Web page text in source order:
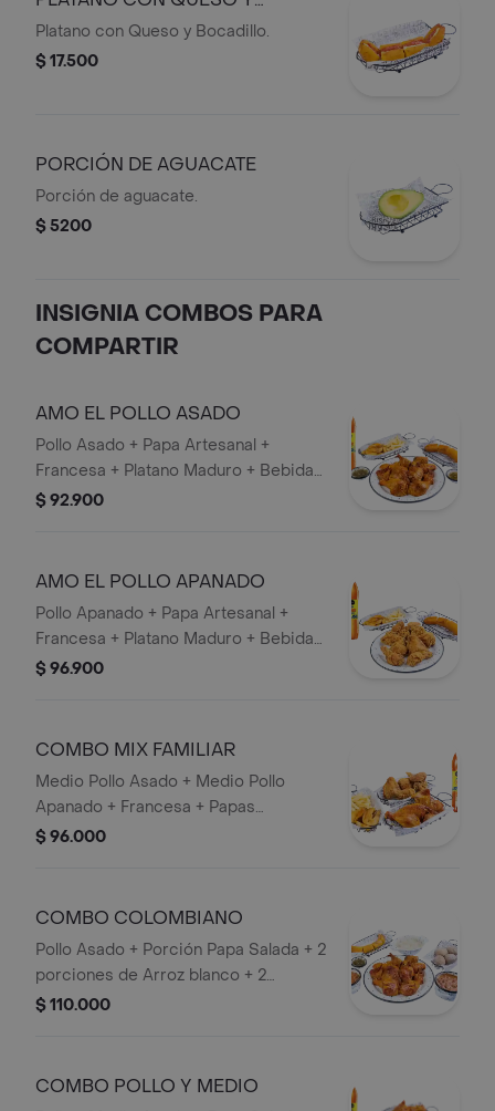
BOCADILLO
Platano con Queso y Bocadillo.
$ 17.500
PORCIÓN DE AGUACATE
Porción de aguacate.
$ 5200
INSIGNIA COMBOS PARA
COMPARTIR
AMO EL POLLO ASADO
Pollo Asado + Papa Artesanal +
Francesa + Platano Maduro + Bebida
1,5 lts.
$ 92.900
AMO EL POLLO APANADO
Pollo Apanado + Papa Artesanal +
Francesa + Platano Maduro + Bebida
1,5 lts.
$ 96.900
COMBO MIX FAMILIAR
Medio Pollo Asado + Medio Pollo
Apanado + Francesa + Papas
Artesanales + Bebida 1,5 lts.
$ 96.000
COMBO COLOMBIANO
Pollo Asado + Porción Papa Salada + 2
porciones de Arroz blanco + 2
porciones de frijol + plátano Maduro +
$ 110.000
COMBO POLLO Y MEDIO